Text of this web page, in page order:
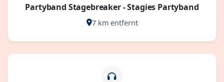
Partyband Stagebreaker - Stagies Partyband
7 km entfernt